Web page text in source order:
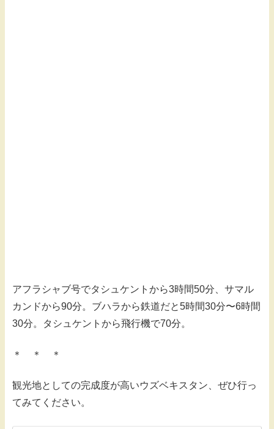
アフラシャブ号でタシュケントから3時間50分、サマル
カンドから90分。ブハラから鉄道だと5時間30分〜6時間
30分。タシュケントから飛行機で70分。
＊ ＊ ＊
観光地としての完成度が高いウズベキスタン、ぜひ行っ
てみてください。